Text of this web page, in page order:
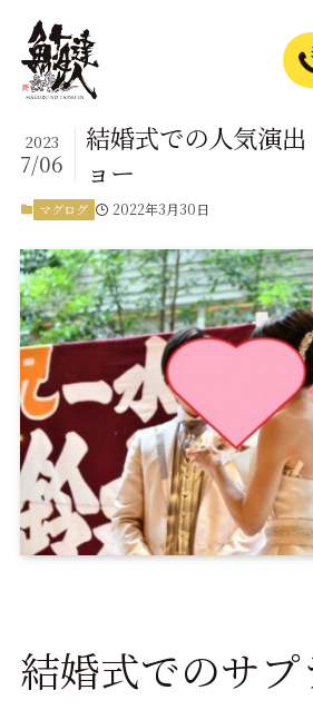
結婚式での人気演
ョー
2023
7/06
マグログ 2022年3月30日
結婚式でのサプ